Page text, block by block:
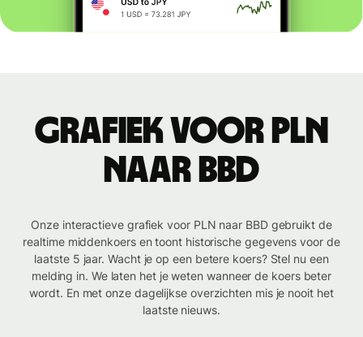
Grafiek voor PLN
naar BBD
Onze interactieve grafiek voor PLN naar BBD gebruikt de
realtime middenkoers en toont historische gegevens voor de
laatste 5 jaar. Wacht je op een betere koers? Stel nu een
melding in. We laten het je weten wanneer de koers beter
wordt. En met onze dagelijkse overzichten mis je nooit het
laatste nieuws.